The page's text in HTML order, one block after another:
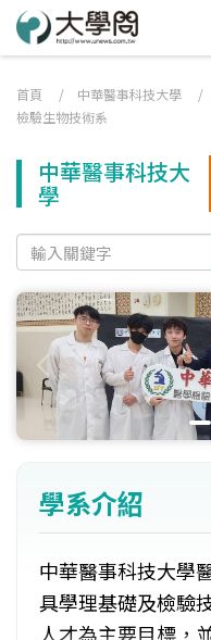
首頁 / 中華醫事科技大學 /
檢驗生物技術系
中華醫事科技大
學
學系介紹
中華醫事科技大學
具學理基礎及檢驗
人才為主要目標，